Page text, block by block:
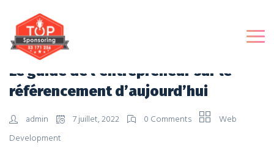
Le guide de l’entrepreneur sur le
référencement d’aujourd’hui
admin 7 juillet, 2022 0 Comments
Web
Development